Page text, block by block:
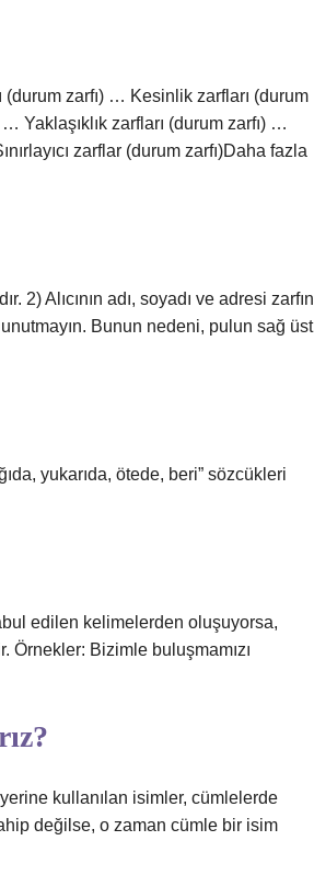
zarfı) … Kesinlik zarfları (durum
Yaklaşıklık zarfları (durum zarfı) …
zarflar (durum zarfı)Daha fazla
2) Alıcının adı, soyadı ve adresi zarfın
unutmayın. Bunun nedeni, pulun sağ üst
yukarıda, ötede, beri” sözcükleri
edilen kelimelerden oluşuyorsa,
Örnekler: Bizimle buluşmamızı
kullanılan isimler, cümlelerde
değilse, o zaman cümle bir isim